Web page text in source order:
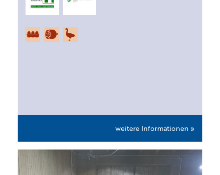
weitere Informationen »